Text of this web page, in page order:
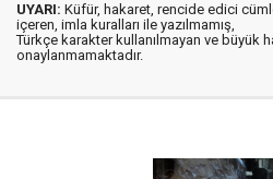
UYARI: Küfür, hakaret, rencide edici
içeren, imla kuralları ile yazılmamış,
Türkçe karakter kullanılmayan ve büyük
onaylanmamaktadır.